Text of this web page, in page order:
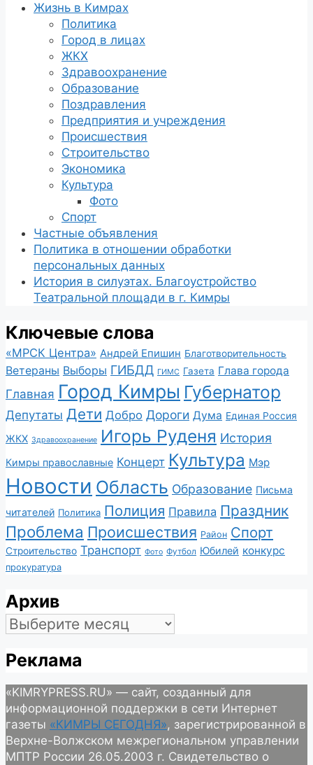
Жизнь в Кимрах
Политика
Город в лицах
ЖКХ
Здравоохранение
Образование
Поздравления
Предприятия и учреждения
Происшествия
Строительство
Экономика
Культура
Фото
Спорт
Частные объявления
Политика в отношении обработки
персональных данных
История в силуэтах. Благоустройство
Театральной площади в г. Кимры
Ключевые слова
«МРСК Центра» Андрей Епишин Благотворительность
Ветераны Выборы ГИБДД ГИМС Газета Глава города
Главная Город Кимры Губернатор
Депутаты Дети Добро Дороги Дума Единая Россия
ЖКХ Здравоохранение Игорь Руденя История
Кимры православные Концерт Культура Мэр
Новости Область Образование Письма
читателей Политика Полиция Правила Праздник
Проблема Происшествия Район Спорт
Строительство Транспорт Фото Футбол Юбилей конкурс
прокуратура
Архив
Архив
Реклама
«KIMRYPRESS.RU» — сайт, созданный для
информационной поддержки в сети Интернет
газеты «КИМРЫ СЕГОДНЯ», зарегистрированной в
Верхне-Волжском межрегиональном управлении
МПТР России 26.05.2003 г. Свидетельство о